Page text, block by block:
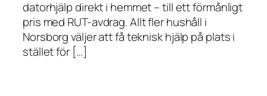
datorhjälp direkt i hemmet – till ett förmånligt
pris med RUT-avdrag. Allt fler hushåll i
Norsborg väljer att få teknisk hjälp på plats i
stället för […]